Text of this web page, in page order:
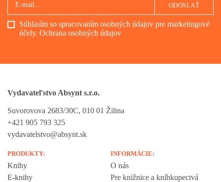
Súhlasím so spracovaním osobných údajov pre marketingové
účely. Ochrana osobných údajov
ODOSLAŤ
Vydavateľstvo Absynt s.r.o.
Suvorovova 2683/30C, 010 01 Žilina
+421 905 793 325
vydavatelstvo@absynt.sk
PRODUKTY:
Knihy
E-knihy
INFORMÁCIE:
O nás
Pre knižnice a kníhkupectvá